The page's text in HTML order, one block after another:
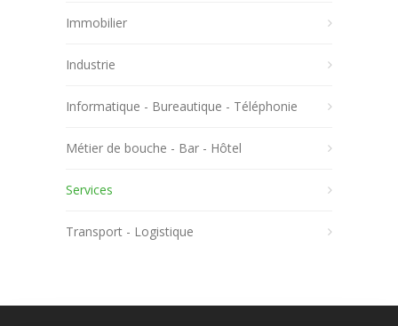
Immobilier
Industrie
Informatique - Bureautique - Téléphonie
Métier de bouche - Bar - Hôtel
Services
Transport - Logistique